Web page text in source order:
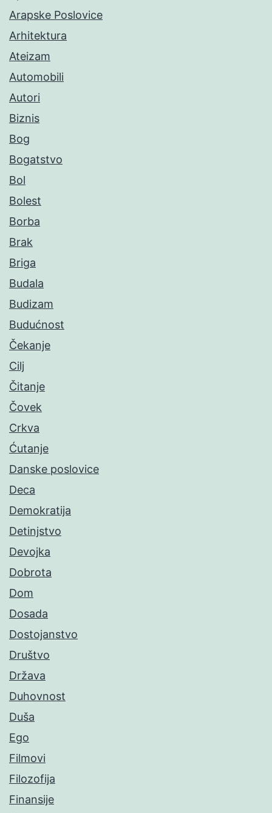
Arapske Poslovice
Arhitektura
Ateizam
Automobili
Autori
Biznis
Bog
Bogatstvo
Bol
Bolest
Borba
Brak
Briga
Budala
Budizam
Budućnost
Čekanje
Cilj
Čitanje
Čovek
Crkva
Ćutanje
Danske poslovice
Deca
Demokratija
Detinjstvo
Devojka
Dobrota
Dom
Dosada
Dostojanstvo
Društvo
Država
Duhovnost
Duša
Ego
Filmovi
Filozofija
Finansije